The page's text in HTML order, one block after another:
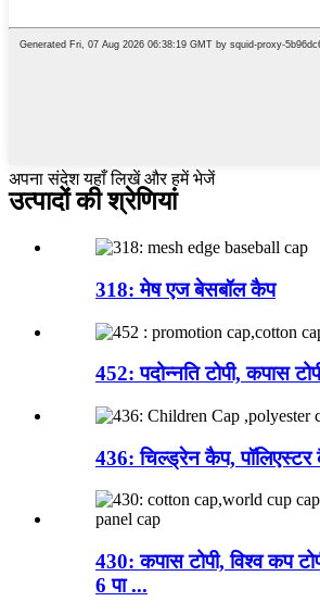
अपना संदेश यहाँ लिखें और हमें भेजें
उत्पादों की श्रेणियां
318: मेष एज बेसबॉल कैप
452: पदोन्नति टोपी, कपास
436: चिल्ड्रेन कैप,
430: कपास टोपी, विश्व कप
6 पा ...